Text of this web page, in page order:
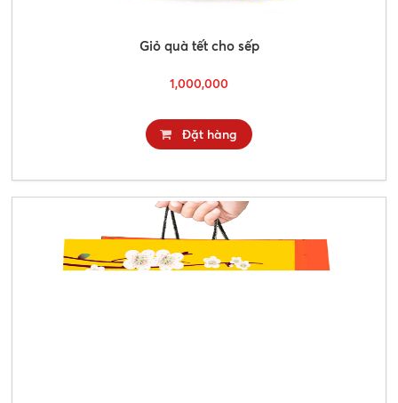
Giỏ quà tết cho sếp
1,000,000
Đặt hàng